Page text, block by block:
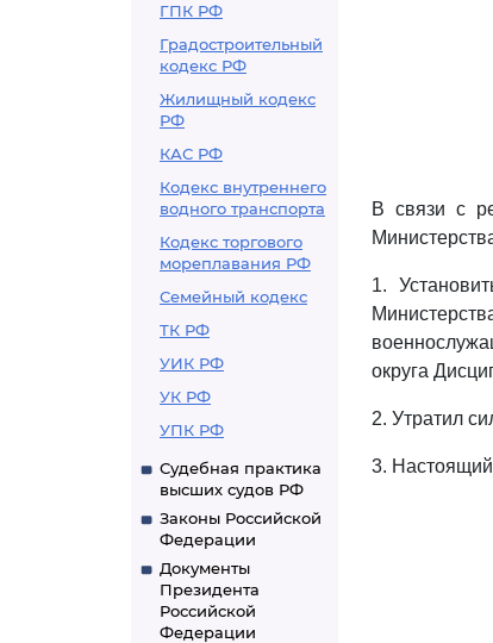
ГПК РФ
Градостроительный
кодекс РФ
Жилищный кодекс
РФ
КАС РФ
Кодекс внутреннего
водного транспорта
Кодекс торгового
мореплавания РФ
Семейный кодекс
ТК РФ
УИК РФ
УК РФ
УПК РФ
Судебная практика
высших судов РФ
Законы Российской
Федерации
Документы
Президента
Российской
Федерации
В связи с
1.
округа
2. Утратил
3. Настоящий